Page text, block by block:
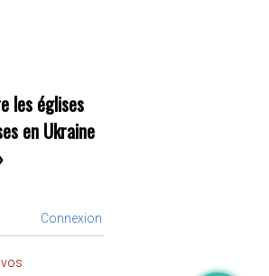
les églises
en Ukraine
Connexion